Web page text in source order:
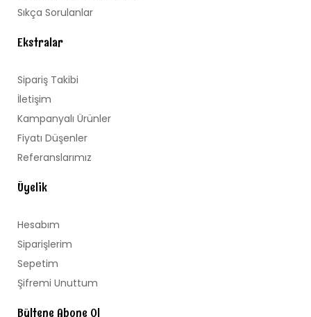
Sıkça Sorulanlar
Ekstralar
Sipariş Takibi
İletişim
Kampanyalı Ürünler
Fiyatı Düşenler
Referanslarımız
Üyelik
Hesabım
Siparişlerim
Sepetim
Şifremi Unuttum
Bültene Abone Ol